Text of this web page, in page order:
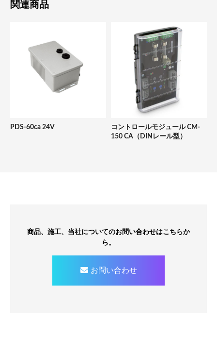
関連商品
PDS-60ca 24V
コントロールモジュール CM-
150 CA（DINレール型）
商品、施工、当社についてのお問い合わせはこちらか
ら。
お問い合わせ